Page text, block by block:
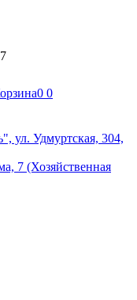
0 0
ул. Удмуртская, 304,
7 (Хозяйственная